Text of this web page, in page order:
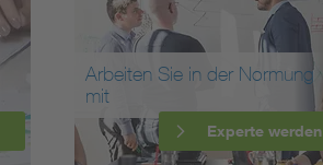
Arbeiten Sie in der Normung
mit
Experte werden